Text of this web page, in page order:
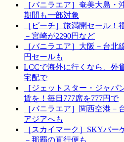
［バニラエア］奄美大島・
期間も一部対象
［ピーチ］旅満開セール！
－宮崎が2290円など
［バニラエア］大阪－台北
円セールも
LCCで海外に行くなら、外
宅配で
［ジェットスター・ジャパ
賃を！毎日777席を777円で
［バニラエア］関西空港
アジアへも
［スカイマーク］SKYバー
－那覇の直行便も